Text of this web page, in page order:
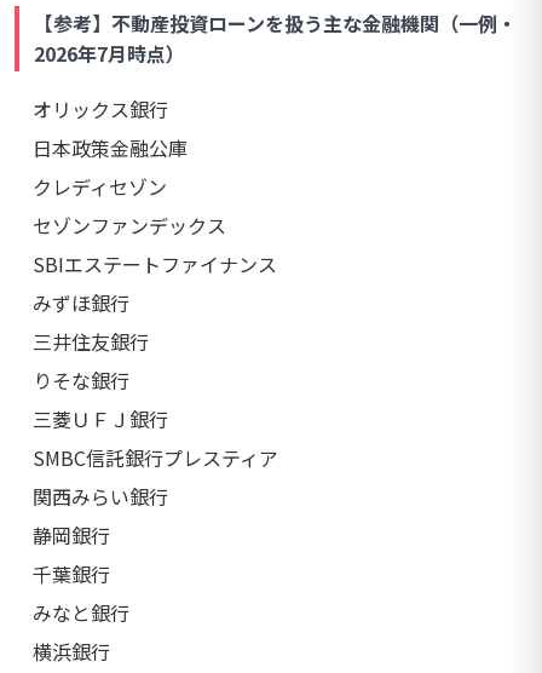
【参考】不動産投資ローンを扱う主な金融機関（一例・
2026年7月時点）
オリックス銀行
日本政策金融公庫
クレディセゾン
セゾンファンデックス
SBIエステートファイナンス
みずほ銀行
三井住友銀行
りそな銀行
三菱ＵＦＪ銀行
SMBC信託銀行プレスティア
関西みらい銀行
静岡銀行
千葉銀行
みなと銀行
横浜銀行